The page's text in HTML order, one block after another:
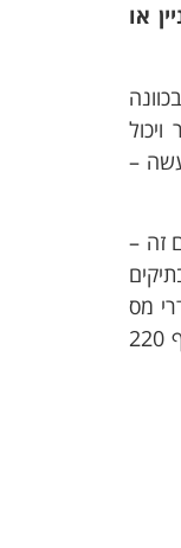
או
–
זה –
מס
ושומות מס, ערעורי מס, כופר מס, וייצוג בבתי המשפט בכתבי אישום בתחום עבירות המס, כגון עבירות לפי סעיף 220